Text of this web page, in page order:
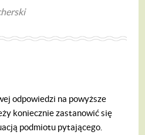
odpowiedzi na powyższe
koniecznie zastanowić się
podmiotu pytającego.